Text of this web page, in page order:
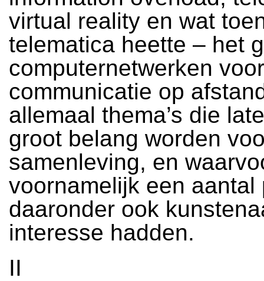
virtual reality en wat
telematica heette – het
computernetwerken voor
communicatie op
allemaal thema’s die
groot belang worden
samenleving, en
voornamelijk een aantal
daaronder ook
interesse hadden.
II